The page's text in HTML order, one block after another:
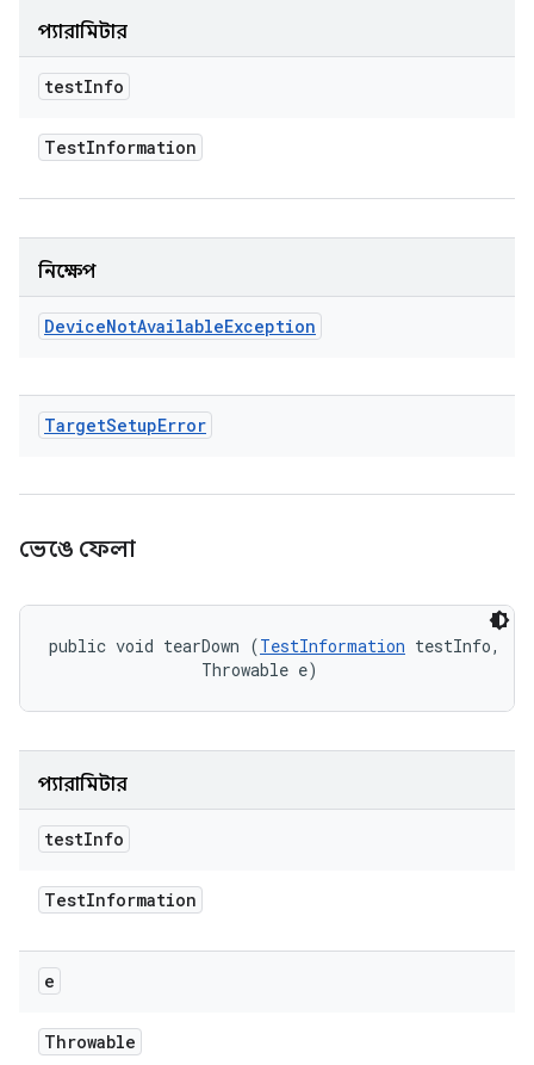
প্যারামিটার
testInfo
TestInformation
নিক্ষেপ
DeviceNotAvailableException
TargetSetupError
ভেঙে ফেলা
public void tearDown (TestInformation testInfo,
                Throwable e)
প্যারামিটার
testInfo
TestInformation
e
Throwable